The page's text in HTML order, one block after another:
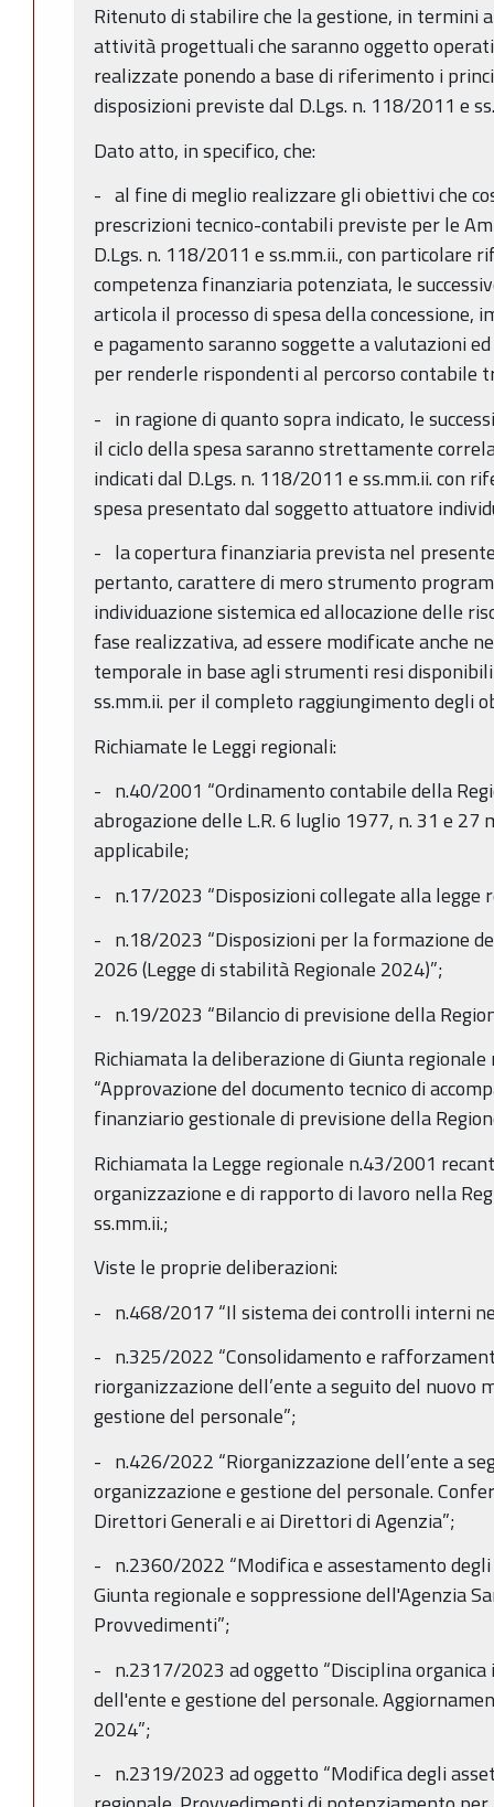
Ritenuto di stabilire che la gestione, in
attività progettuali che saranno oggetto
realizzate ponendo a base di riferimento i
disposizioni previste dal D.Lgs. n. 118/2011 e
Dato atto, in specifico, che:
- al fine di meglio realizzare gli obiettivi che
prescrizioni tecnico-contabili previste per le
D.Lgs. n. 118/2011 e ss.mm.ii., con particolare
competenza finanziaria potenziata, le
articola il processo di spesa della concessione,
e pagamento saranno soggette a valutazioni
per renderle rispondenti al percorso contabile
- in ragione di quanto sopra indicato, le
il ciclo della spesa saranno strettamente
indicati dal D.Lgs. n. 118/2011 e ss.mm.ii. con
spesa presentato dal soggetto attuatore
- la copertura finanziaria prevista nel
pertanto, carattere di mero strumento
individuazione sistemica ed allocazione delle
fase realizzativa, ad essere modificate anche
temporale in base agli strumenti resi
ss.mm.ii. per il completo raggiungimento degli
Richiamate le Leggi regionali:
- n.40/2001 “Ordinamento contabile della
abrogazione delle L.R. 6 luglio 1977, n. 31 e 27
applicabile;
- n.17/2023 “Disposizioni collegate alla legge
- n.18/2023 “Disposizioni per la formazione
2026 (Legge di stabilità Regionale 2024)”;
- n.19/2023 “Bilancio di previsione della
Richiamata la deliberazione di Giunta
“Approvazione del documento tecnico di
finanziario gestionale di previsione della
Richiamata la Legge regionale n.43/2001
organizzazione e di rapporto di lavoro nella
ss.mm.ii.;
Viste le proprie deliberazioni:
- n.468/2017 “Il sistema dei controlli interni
- n.325/2022 “Consolidamento e
riorganizzazione dell’ente a seguito del nuovo
gestione del personale”;
- n.426/2022 “Riorganizzazione dell’ente a
organizzazione e gestione del personale.
Direttori Generali e ai Direttori di Agenzia”;
- n.2360/2022 “Modifica e assestamento
Giunta regionale e soppressione dell'Agenzia
Provvedimenti”;
- n.2317/2023 ad oggetto “Disciplina
dell'ente e gestione del personale.
2024”;
- n.2319/2023 ad oggetto “Modifica degli